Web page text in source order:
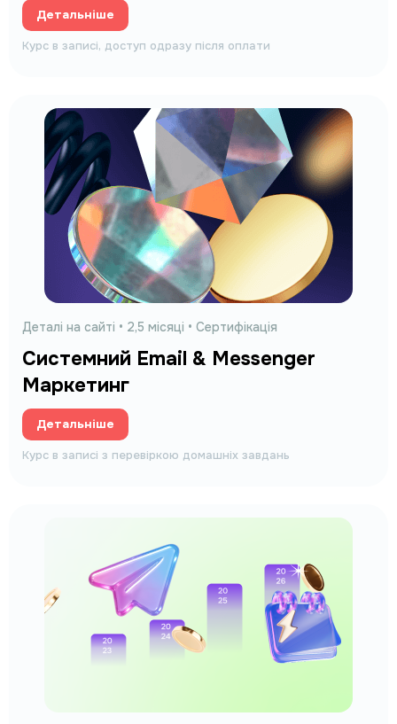
Детальніше
Курс в записі, доступ одразу після оплати
Деталі на сайті • 2,5 місяці • Сертифікація
Cистемний Email & Messenger
Маркетинг
Детальніше
Курс в записі з перевіркою домашніх завдань